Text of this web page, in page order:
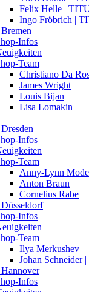
Felix Helle |
Ingo Fröbrich |
Infos
Team
Christiano Da
James Wright
Louis Bijan
Lisa Lomakin
Infos
Team
Anny-Lynn
Anton Braun
Cornelius Rabe
Infos
Team
Ilya Merkushev
Johan Schneider
Infos